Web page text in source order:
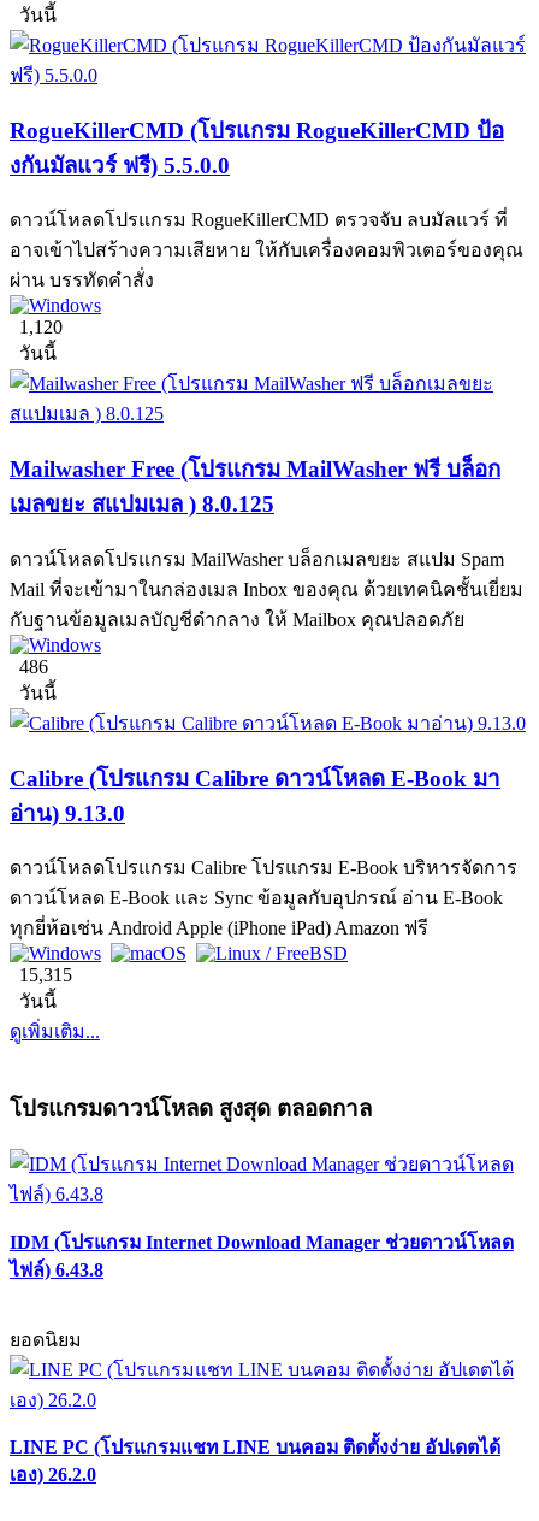
วันนี้
RogueKillerCMD (โปรแกรม RogueKillerCMD ป้อ
งกันมัลแวร์ ฟรี) 5.5.0.0
ดาวน์โหลดโปรแกรม RogueKillerCMD ตรวจจับ ลบมัลแวร์ ที่
อาจเข้าไปสร้างความเสียหาย ให้กับเครื่องคอมพิวเตอร์ของคุณ
ผ่าน บรรทัดคำสั่ง
1,120
วันนี้
Mailwasher Free (โปรแกรม MailWasher ฟรี บล็อก
เมลขยะ สแปมเมล ) 8.0.125
ดาวน์โหลดโปรแกรม MailWasher บล็อกเมลขยะ สแปม Spam
Mail ที่จะเข้ามาในกล่องเมล Inbox ของคุณ ด้วยเทคนิคชั้นเยี่ยม
กับฐานข้อมูลเมลบัญชีดำกลาง ให้ Mailbox คุณปลอดภัย
486
วันนี้
Calibre (โปรแกรม Calibre ดาวน์โหลด E-Book มา
อ่าน) 9.13.0
ดาวน์โหลดโปรแกรม Calibre โปรแกรม E-Book บริหารจัดการ
ดาวน์โหลด E-Book และ Sync ข้อมูลกับอุปกรณ์ อ่าน E-Book
ทุกยี่ห้อเช่น Android Apple (iPhone iPad) Amazon ฟรี
15,315
วันนี้
ดูเพิ่มเติม...
โปรแกรมดาวน์โหลด สูงสุด ตลอดกาล
IDM (โปรแกรม Internet Download Manager ช่วยดาวน์โหลด
ไฟล์) 6.43.8
ยอดนิยม
LINE PC (โปรแกรมแชท LINE บนคอม ติดตั้งง่าย อัปเดตได้
เอง) 26.2.0